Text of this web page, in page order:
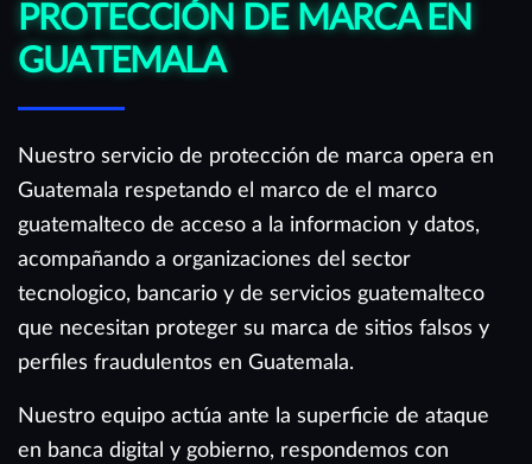
PROTECCIÓN DE MARCA EN
GUATEMALA
Nuestro servicio de protección de marca opera en
Guatemala respetando el marco de el marco
guatemalteco de acceso a la informacion y datos,
acompañando a organizaciones del sector
tecnologico, bancario y de servicios guatemalteco
que necesitan proteger su marca de sitios falsos y
perfiles fraudulentos en Guatemala.
Nuestro equipo actúa ante la superficie de ataque
en banca digital y gobierno, respondemos con